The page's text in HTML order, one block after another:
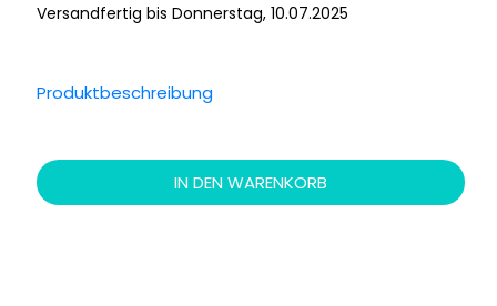
Versandfertig bis Donnerstag, 10.07.2025
Produktbeschreibung
IN DEN WARENKORB